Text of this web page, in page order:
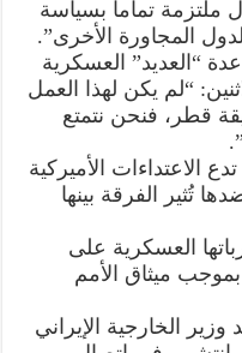
ملتزمة تماماً بسياسة
المجاورة الأخرى”.
“العديد” العسكرية
“لم يكن لهذا العمل
قطر، فنحن نتمتع
الاعتداءات الأميركية
تُثير الفرقة بينها
العسكرية على
ميثاق الأمم
الخارجية الإيراني